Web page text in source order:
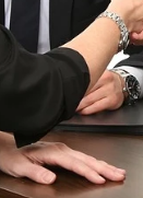
mayo de 2023,
' ha vuelto
que nos
en las